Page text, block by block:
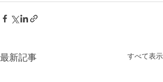
最新記事 すべて表示